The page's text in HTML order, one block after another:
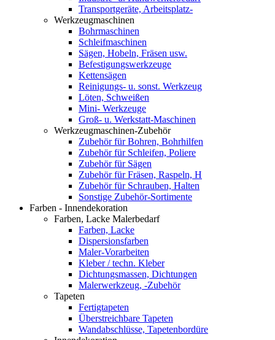
Transportgeräte, Arbeitsplatz-
Werkzeugmaschinen
Bohrmaschinen
Schleifmaschinen
Sägen, Hobeln, Fräsen usw.
Befestigungswerkzeuge
Kettensägen
Reinigungs- u. sonst. Werkzeug
Löten, Schweißen
Mini- Werkzeuge
Groß- u. Werkstatt-Maschinen
Werkzeugmaschinen-Zubehör
Zubehör für Bohren, Bohrhilfen
Zubehör für Schleifen, Poliere
Zubehör für Sägen
Zubehör für Fräsen, Raspeln, H
Zubehör für Schrauben, Halten
Sonstige Zubehör-Sortimente
Farben - Innendekoration
Farben, Lacke Malerbedarf
Farben, Lacke
Dispersionsfarben
Maler-Vorarbeiten
Kleber / techn. Kleber
Dichtungsmassen, Dichtungen
Malerwerkzeug, -Zubehör
Tapeten
Fertigtapeten
Überstreichbare Tapeten
Wandabschlüsse, Tapetenbordüre